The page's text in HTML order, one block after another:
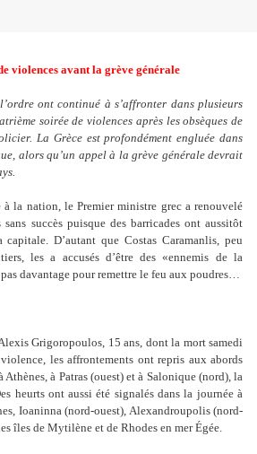
violences avant la grève générale
ont continué à s’affronter dans plusieurs
soirée de violences après les obsèques de
La Grèce est profondément engluée dans
alors qu’un appel à la grève générale devrait
à la nation, le Premier ministre grec a renouvelé
succès puisque des barricades ont aussitôt
D’autant que Costas Caramanlis, peu
les a accusés d’être des «ennemis de la
davantage pour remettre le feu aux poudres…
Grigoropoulos, 15 ans, dont la mort samedi
les affrontements ont repris aux abords
à Patras (ouest) et à Salonique (nord), la
heurts ont aussi été signalés dans la journée à
Ioaninna (nord-ouest), Alexandroupolis (nord-
îles de Mytilène et de Rhodes en mer Égée.